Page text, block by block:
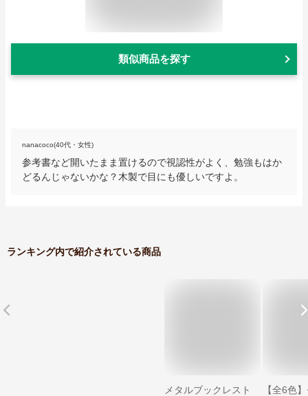
類似商品を探す
nanacoco(40代・女性)
参考書など開いたまま置けるので視認性がよく、勉強もはか
どるんじゃないかな？木製で目にも優しいですよ。
ランキング内で紹介されている商品
メタルブックレスト
【全6色